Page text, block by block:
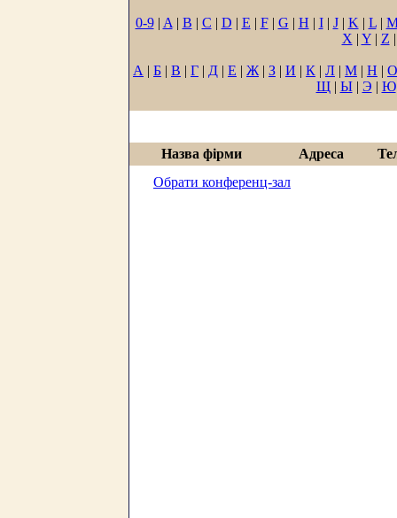
0-9| A | B | C | D | E | F| G | H | I| J| K | L|
X | Y| Z |
А | Б | В | Г | Д | Е | Ж | З | И | К | Л | М | Н | О
Щ| Ы| Э | Ю
Назва фірми Адреса
Обрати конференц-зал